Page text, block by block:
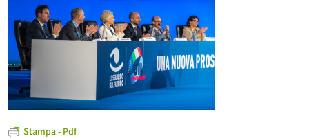
Stampa - Pdf